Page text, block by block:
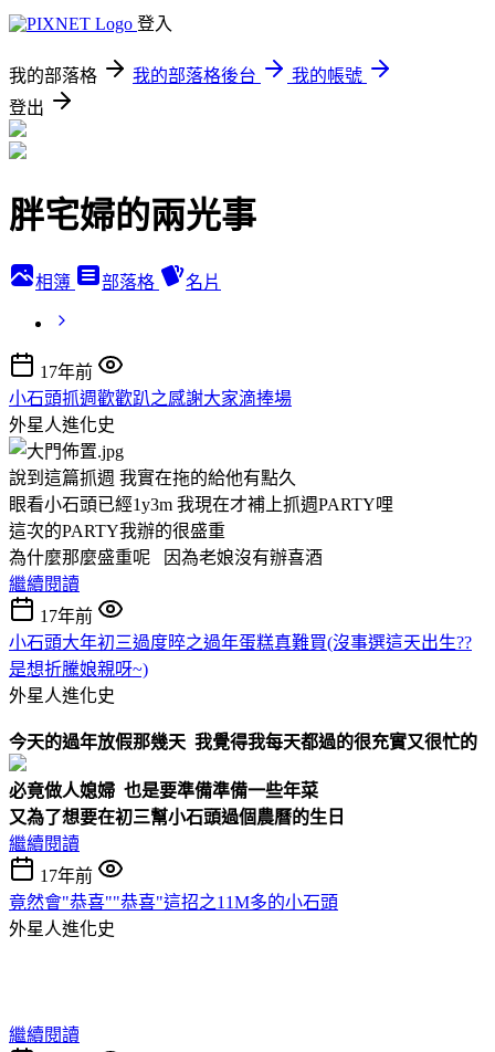
登入
我的部落格 我的部落格後台
我的帳號
登出
胖宅婦的兩光事
相簿 部落格 名片
17年前
小石頭抓週歡歡趴之感謝大家滴捧場
外星人進化史
說到這篇抓週 我實在拖的給他有點久
眼看小石頭已經1y3m 我現在才補上抓週PARTY哩
這次的PARTY我辦的很盛重
為什麼那麼盛重呢 因為老娘沒有辦喜酒
繼續閱讀
17年前
小石頭大年初三過度晬之過年蛋糕真難買(沒事選這天出生??
是想折騰娘親呀~)
外星人進化史
今天的過年放假那幾天 我覺得我每天都過的很充實又很忙的
必竟做人媳婦 也是要準備準備一些年菜
又為了想要在初三幫小石頭過個農曆的生日
繼續閱讀
17年前
竟然會"恭喜""恭喜"這招之11M多的小石頭
外星人進化史
繼續閱讀